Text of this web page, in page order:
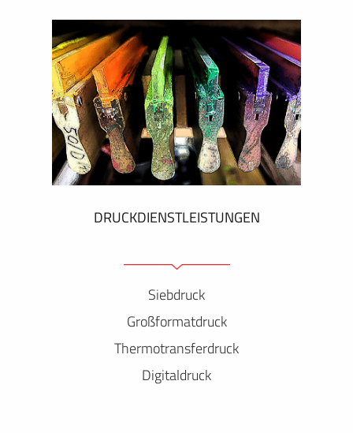
DRUCKDIENSTLEISTUNGEN
Siebdruck
Großformatdruck
Thermotransferdruck
Digitaldruck